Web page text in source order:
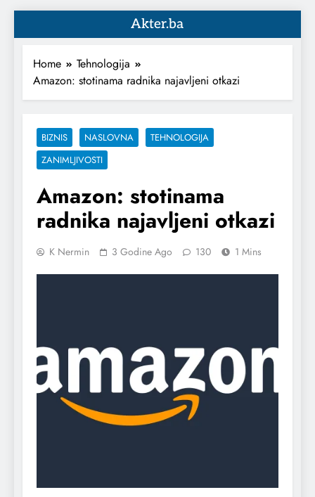
Akter.ba
Home
Tehnologija
Amazon: stotinama radnika najavljeni otkazi
BIZNIS NASLOVNA
TEHNOLOGIJA
ZANIMLJIVOSTI
Amazon: stotinama
radnika najavljeni otkazi
K Nermin 3 Godine Ago 130 1 Mins